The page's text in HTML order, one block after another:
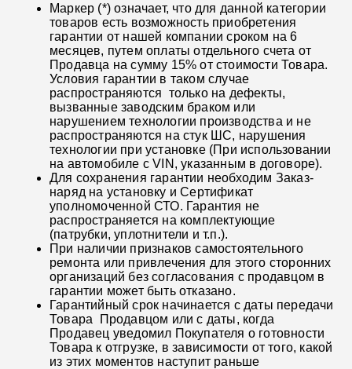
Маркер (*) означает, что для данной категории
товаров есть возможность приобретения
гарантии от нашей компании сроком на 6
месяцев, путем оплаты отдельного счета от
Продавца на сумму 15% от стоимости Товара.
Условия гарантии в таком случае
распространяются только на дефекты,
вызванные заводским браком или
нарушением технологии производства и не
распространяются на стук ШС, нарушения
технологии при установке (При использовании
на автомобиле с VIN, указанным в договоре).
Для сохранения гарантии необходим Заказ-
наряд на установку и Сертификат
уполномоченной СТО. Гарантия не
распространяется на комплектующие
(патрубки, уплотнители и т.п.).
При наличии признаков самостоятельного
ремонта или привлечения для этого сторонних
организаций без согласования с продавцом в
гарантии может быть отказано.
Гарантийный срок начинается с даты передачи
Товара Продавцом или с даты, когда
Продавец уведомил Покупателя о готовности
Товара к отгрузке, в зависимости от того, какой
из этих моментов наступит раньше